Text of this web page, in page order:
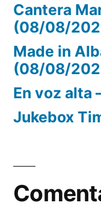
Cantera
(08/08/
Made in
(08/08/
En voz alta
Jukebox